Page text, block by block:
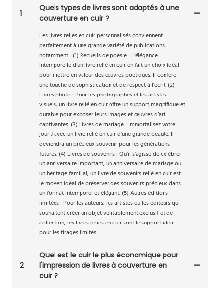
1
Quels types de livres sont adaptés à une
couverture en cuir ?
Les livres reliés en cuir personnalisés conviennent
parfaitement à une grande variété de publications,
notamment : (1) Recueils de poésie : L’élégance
intemporelle d’un livre relié en cuir en fait un choix idéal
pour mettre en valeur des œuvres poétiques. Il confère
une touche de sophistication et de respect à l’écrit. (2)
Livres photo : Pour les photographes et les artistes
visuels, un livre relié en cuir offre un support magnifique et
durable pour exposer leurs images et œuvres d’art
captivantes. (3) Livres de mariage : Immortalisez votre
jour J avec un livre relié en cuir d’une grande beauté. Il
deviendra un précieux souvenir pour les générations
futures. (4) Livres de souvenirs : Qu’il s’agisse de célébrer
un anniversaire important, un anniversaire de mariage ou
un héritage familial, un livre de souvenirs relié en cuir est
le moyen idéal de préserver des souvenirs précieux dans
un format intemporel et élégant. (5) Autres éditions
limitées : Pour les auteurs, les artistes ou les éditeurs qui
souhaitent créer un objet véritablement exclusif et de
collection, les livres reliés en cuir sont le support idéal
pour les tirages limités.
2
Quel est le cuir le plus économique pour
l'impression de livres à couverture en
cuir ?